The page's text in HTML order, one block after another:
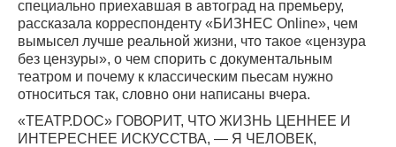
специально приехавшая в автоград на премьеру,
рассказала корреспонденту «БИЗНЕС Online», чем
вымысел лучше реальной жизни, что такое «цензура
без цензуры», о чем спорить с документальным
театром и почему к классическим пьесам нужно
относиться так, словно они написаны вчера.
«ТЕАТР.DOC» ГОВОРИТ, ЧТО ЖИЗНЬ ЦЕННЕЕ И
ИНТЕРЕСНЕЕ ИСКУССТВА, — Я ЧЕЛОВЕК,